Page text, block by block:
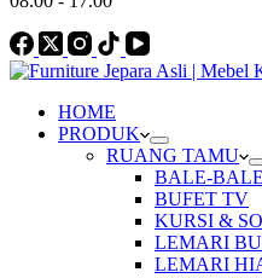
HOME
PRODUK
RUANG TAMU
BALE-BALE
BUFET TV
KURSI &
LEMARI
LEMARI